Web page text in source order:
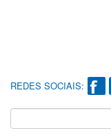
REDES SOCIAIS: